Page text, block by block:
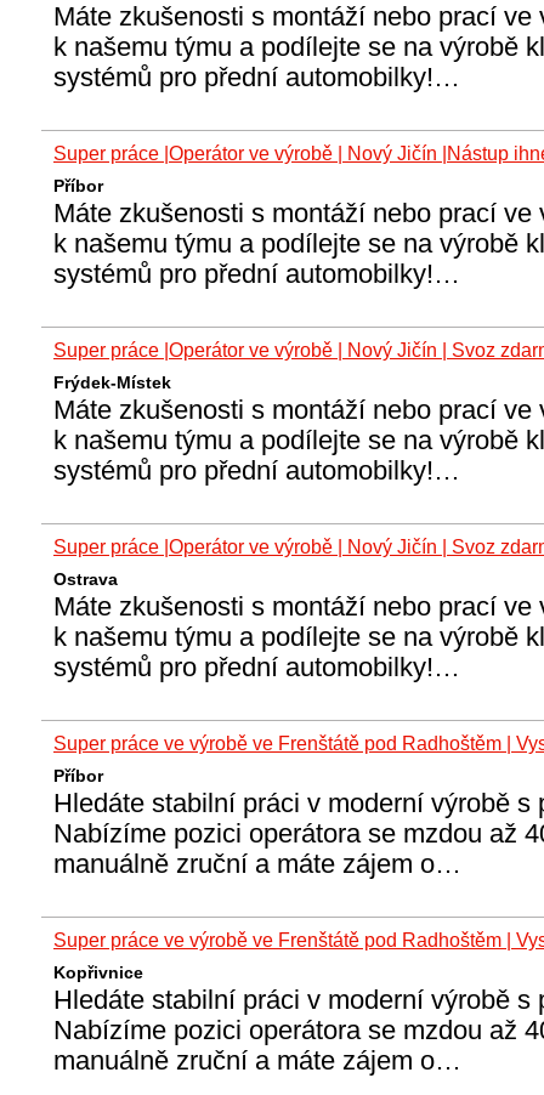
Máte zkušenosti s montáží nebo prací ve
k našemu týmu a podílejte se na výrobě
systémů pro přední automobilky!…
Super práce |Operátor ve výrobě | Nový Jičín |Nástup
Příbor
Máte zkušenosti s montáží nebo prací ve
k našemu týmu a podílejte se na výrobě
systémů pro přední automobilky!…
Super práce |Operátor ve výrobě | Nový Jičín | Svoz
Frýdek-Místek
Máte zkušenosti s montáží nebo prací ve
k našemu týmu a podílejte se na výrobě
systémů pro přední automobilky!…
Super práce |Operátor ve výrobě | Nový Jičín | Svoz
Ostrava
Máte zkušenosti s montáží nebo prací ve
k našemu týmu a podílejte se na výrobě
systémů pro přední automobilky!…
Super práce ve výrobě ve Frenštátě pod Radhoštěm |
Příbor
️Hledáte stabilní práci v moderní výrobě s
️Nabízíme pozici operátora se mzdou až
manuálně zruční a máte zájem o…
Super práce ve výrobě ve Frenštátě pod Radhoštěm |
Kopřivnice
️Hledáte stabilní práci v moderní výrobě s
️Nabízíme pozici operátora se mzdou až
manuálně zruční a máte zájem o…